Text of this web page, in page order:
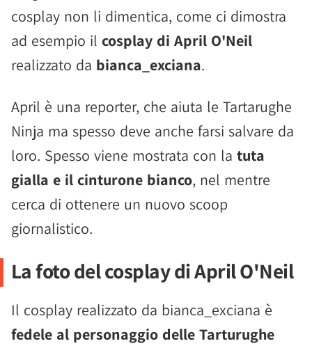
cosplay non li dimentica, come ci dimostra
ad esempio il cosplay di April O'Neil
realizzato da bianca_exciana.
April è una reporter, che aiuta le Tartarughe
Ninja ma spesso deve anche farsi salvare da
loro. Spesso viene mostrata con la tuta
gialla e il cinturone bianco, nel mentre
cerca di ottenere un nuovo scoop
giornalistico.
La foto del cosplay di April O'Neil
Il cosplay realizzato da bianca_exciana è
fedele al personaggio delle Tarturughe